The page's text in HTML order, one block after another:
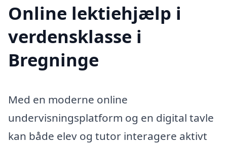
Online lektiehjælp i
verdensklasse i
Bregninge
Med en moderne online
undervisningsplatform og en digital tavle
kan både elev og tutor interagere aktivt